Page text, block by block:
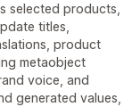
selected products,
titles,
product
metaobject
voice, and
generated values,